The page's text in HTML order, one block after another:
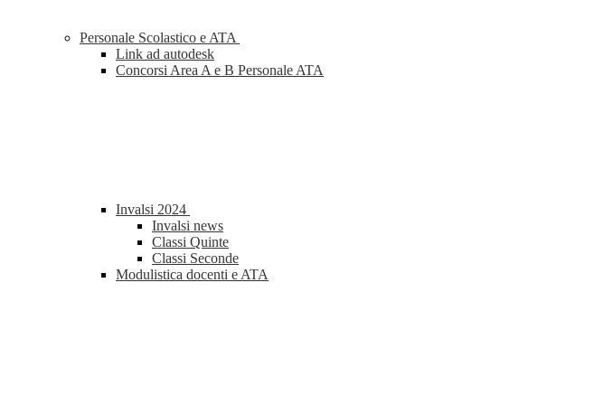
Personale Scolastico e ATA
Link ad autodesk
Concorsi Area A e B Personale ATA
Invalsi 2024
Invalsi news
Classi Quinte
Classi Seconde
Modulistica docenti e ATA